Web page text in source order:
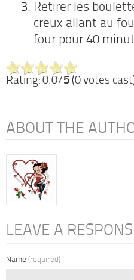
Retirer les
creux allant au
four pour 40
Rating: 0.0/5 (0 votes
ABOUT THE
LEAVE A
Name (required)